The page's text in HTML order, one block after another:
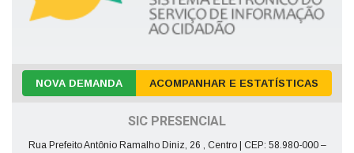
NOVA DEMANDA ACOMPANHAR E ESTATÍSTICAS
SIC PRESENCIAL
Rua Prefeito Antônio Ramalho Diniz, 26 , Centro | CEP: 58.980-000 –